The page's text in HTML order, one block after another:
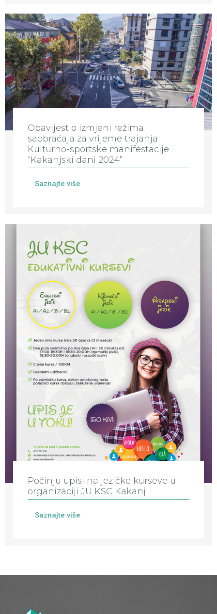
Obavijest o izmjeni režima
saobraćaja za vrijeme trajanja
Kulturno-sportske manifestacije
“Kakanjski dani 2024”
Saznajte više
Počinju upisi na jezičke kurseve u
organizaciji JU KSC Kakanj
Saznajte više